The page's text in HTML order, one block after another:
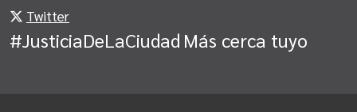
Twitter
#JusticiaDeLaCiudad Más cerca tuyo